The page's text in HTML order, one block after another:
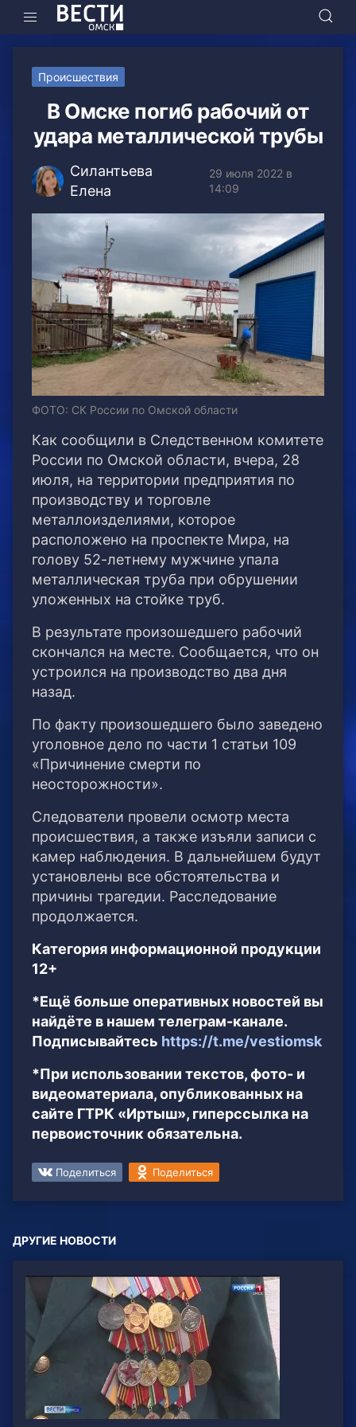
Происшествия
В Омске погиб рабочий от
удара металлической трубы
Силантьева
Елена
29 июля 2022 в
14:09
ФОТО: СК России по Омской области
Как сообщили в Следственном комитете
России по Омской области, вчера, 28
июля, на территории предприятия по
производству и торговле
металлоизделиями, которое
расположено на проспекте Мира, на
голову 52-летнему мужчине упала
металлическая труба при обрушении
уложенных на стойке труб.
В результате произошедшего рабочий
скончался на месте. Сообщается, что он
устроился на производство два дня
назад.
По факту произошедшего было заведено
уголовное дело по части 1 статьи 109
«Причинение смерти по
неосторожности».
Следователи провели осмотр места
происшествия, а также изъяли записи с
камер наблюдения. В дальнейшем будут
установлены все обстоятельства и
причины трагедии. Расследование
продолжается.
Категория информационной продукции
12+
*Ещё больше оперативных новостей вы
найдёте в нашем телеграм-канале.
Подписывайтесь https://t.me/vestiomsk
*При использовании текстов, фото- и
видеоматериала, опубликованных на
сайте ГТРК «Иртыш», гиперссылка на
первоисточник обязательна.
Поделиться Поделиться
ДРУГИЕ НОВОСТИ